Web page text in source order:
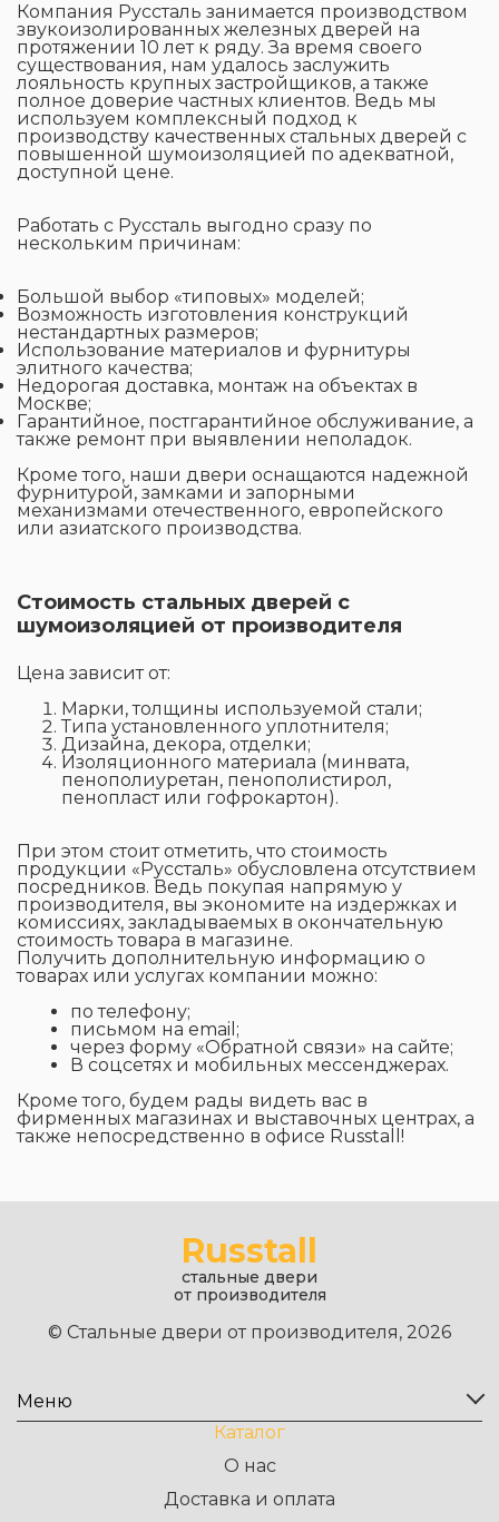
Компания Руссталь занимается производством
звукоизолированных железных дверей на
протяжении 10 лет к ряду. За время своего
существования, нам удалось заслужить
лояльность крупных застройщиков, а также
полное доверие частных клиентов. Ведь мы
используем комплексный подход к
производству качественных стальных дверей с
повышенной шумоизоляцией по адекватной,
доступной цене.
Работать с Руссталь выгодно сразу по
нескольким причинам:
Большой выбор «типовых» моделей;
Возможность изготовления конструкций
нестандартных размеров;
Использование материалов и фурнитуры
элитного качества;
Недорогая доставка, монтаж на объектах в
Москве;
Гарантийное, постгарантийное обслуживание, а
также ремонт при выявлении неполадок.
Кроме того, наши двери оснащаются надежной
фурнитурой, замками и запорными
механизмами отечественного, европейского
или азиатского производства.
Стоимость стальных дверей с
шумоизоляцией от производителя
Цена зависит от:
Марки, толщины используемой стали;
Типа установленного уплотнителя;
Дизайна, декора, отделки;
Изоляционного материала (минвата,
пенополиуретан, пенополистирол,
пенопласт или гофрокартон).
При этом стоит отметить, что стоимость
продукции «Руссталь» обусловлена отсутствием
посредников. Ведь покупая напрямую у
производителя, вы экономите на издержках и
комиссиях, закладываемых в окончательную
стоимость товара в магазине.
Получить дополнительную информацию о
товарах или услугах компании можно:
по телефону;
письмом на email;
через форму «Обратной связи» на сайте;
В соцсетях и мобильных мессенджерах.
Кроме того, будем рады видеть вас в
фирменных магазинах и выставочных центрах, а
также непосредственно в офисе Russtall!
Russtall
стальные двери
от производителя
© Стальные двери от производителя, 2026
Меню
Каталог
О нас
Доставка и оплата